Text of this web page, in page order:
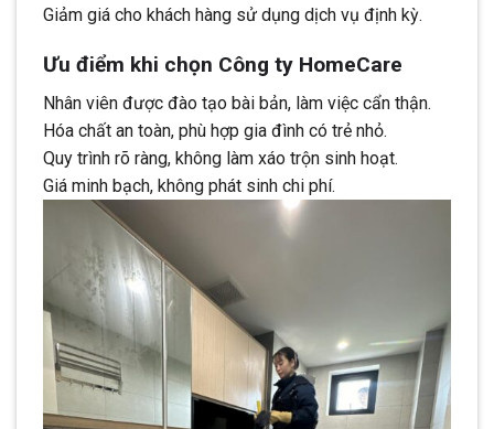
Giảm giá cho khách hàng sử dụng dịch vụ định kỳ.
Ưu điểm khi chọn Công ty HomeCare
Nhân viên được đào tạo bài bản, làm việc cẩn thận.
Hóa chất an toàn, phù hợp gia đình có trẻ nhỏ.
Quy trình rõ ràng, không làm xáo trộn sinh hoạt.
Giá minh bạch, không phát sinh chi phí.